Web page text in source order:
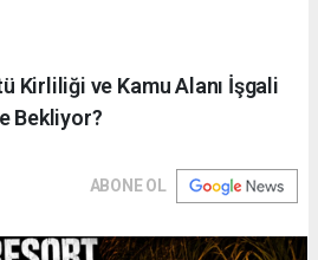
Kirliliği ve Kamu Alanı İşgali
Bekliyor?
ABONE OL